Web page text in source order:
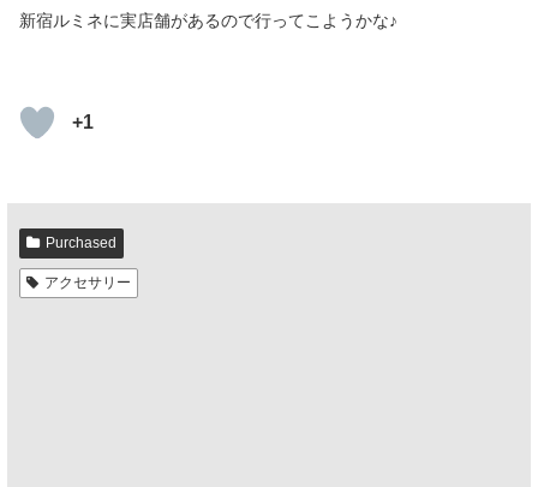
新宿ルミネに実店舗があるので行ってこようかな♪
+1
Purchased
アクセサリー